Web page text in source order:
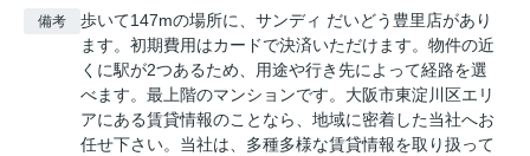
備考
歩いて147mの場所に、サンディ だいどう豊里店があり
ます。初期費用はカードで決済いただけます。物件の近
くに駅が2つあるため、用途や行き先によって経路を選
べます。最上階のマンションです。大阪市東淀川区エリ
アにある賃貸情報のことなら、地域に密着した当社へお
任せ下さい。当社は、多種多様な賃貸情報を取り扱って